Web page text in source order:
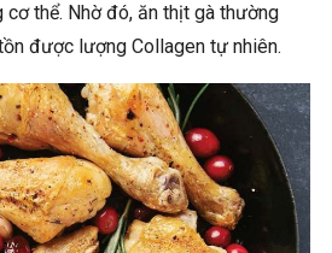
thể. Nhờ đó, ăn thịt gà thường
được lượng Collagen tự nhiên.